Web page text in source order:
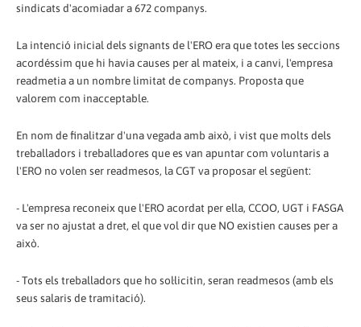
sindicats d'acomiadar a 672 companys.
La intenció inicial dels signants de l'ERO era que totes les seccions
acordéssim que hi havia causes per al mateix, i a canvi, l'empresa
readmetia a un nombre limitat de companys. Proposta que
valorem com inacceptable.
En nom de finalitzar d'una vegada amb això, i vist que molts dels
treballadors i treballadores que es van apuntar com voluntaris a
l'ERO no volen ser readmesos, la CGT va proposar el següent:
- L'empresa reconeix que l'ERO acordat per ella, CCOO, UGT i FASGA
va ser no ajustat a dret, el que vol dir que NO existien causes per a
això.
- Tots els treballadors que ho sol·licitin, seran readmesos (amb els
seus salaris de tramitació).